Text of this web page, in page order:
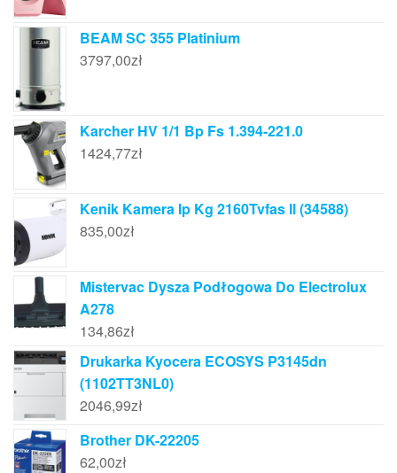
BEAM SC 355 Platinium
3797,00zł
Karcher HV 1/1 Bp Fs 1.394-221.0
1424,77zł
Kenik Kamera Ip Kg 2160Tvfas Il (34588)
835,00zł
Mistervac Dysza Podłogowa Do Electrolux
A278
134,86zł
Drukarka Kyocera ECOSYS P3145dn
(1102TT3NL0)
2046,99zł
Brother DK-22205
62,00zł